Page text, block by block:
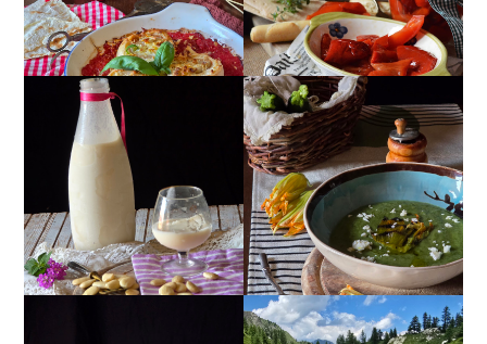
MANDORLITO
CREMA ESTIVA DI
ZUCCHINE CON FIORI E
FETA